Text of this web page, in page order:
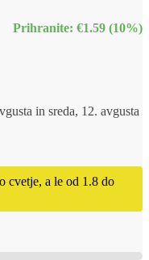
Prihranite: €1.59 (10%)
in sreda, 12. avgusta
cvetje, a le od 1.8 do